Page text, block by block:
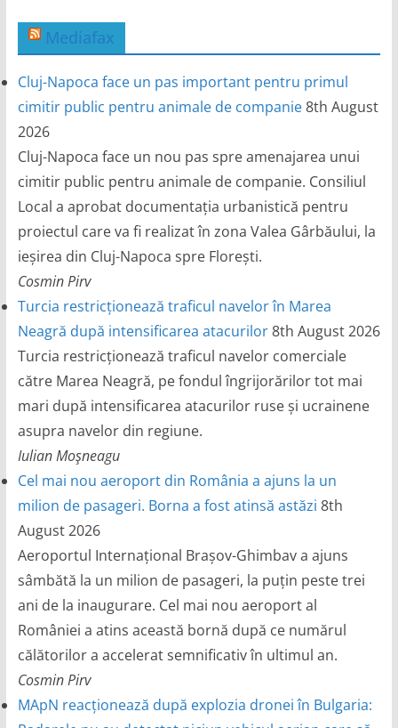
Mediafax
Cluj-Napoca face un pas important pentru primul
cimitir public pentru animale de companie8th August
2026
Cluj-Napoca face un nou pas spre amenajarea unui
cimitir public pentru animale de companie. Consiliul
Local a aprobat documentația urbanistică pentru
proiectul care va fi realizat în zona Valea Gârbăului, la
ieșirea din Cluj-Napoca spre Florești.
Cosmin Pirv
Turcia restricționează traficul navelor în Marea
Neagră după intensificarea atacurilor8th August 2026
Turcia restricționează traficul navelor comerciale
către Marea Neagră, pe fondul îngrijorărilor tot mai
mari după intensificarea atacurilor ruse și ucrainene
asupra navelor din regiune.
Iulian Moşneagu
Cel mai nou aeroport din România a ajuns la un
milion de pasageri. Borna a fost atinsă astăzi 8th
August 2026
Aeroportul Internațional Brașov-Ghimbav a ajuns
sâmbătă la un milion de pasageri, la puțin peste trei
ani de la inaugurare. Cel mai nou aeroport al
României a atins această bornă după ce numărul
călătorilor a accelerat semnificativ în ultimul an.
Cosmin Pirv
MApN reacționează după explozia dronei în Bulgaria: